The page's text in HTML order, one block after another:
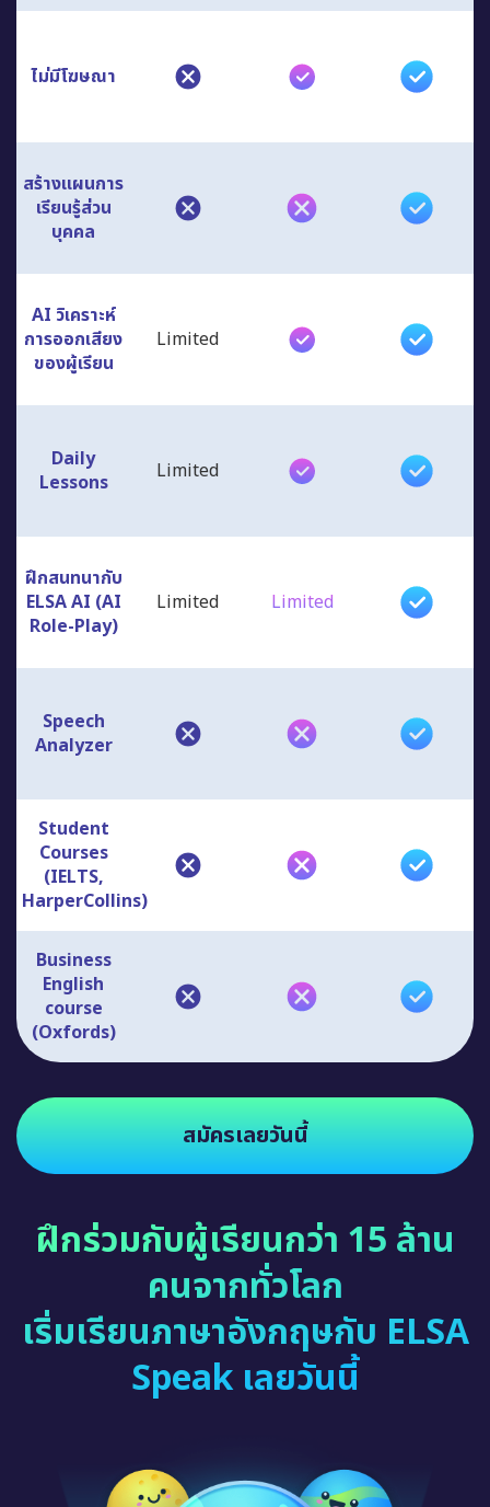
ไม่มีโฆษณา
สร้างแผนการ
เรียนรู้ส่วน
บุคคล
AI วิเคราะห์
การออกเสียง
ของผู้เรียน
Limited
Daily
Lessons
Limited
ฝึกสนทนากับ
ELSA AI (AI
Role-Play)
Limited Limited
Speech
Analyzer
Student
Courses
(IELTS,
HarperCollins)
Business
English
course
(Oxfords)
สมัครเลยวันนี้
ฝึกร่วมกับผู้เรียนกว่า 15 ล้าน
คนจากทั่วโลก
เริ่มเรียนภาษาอังกฤษกับ ELSA
Speak เลยวันนี้